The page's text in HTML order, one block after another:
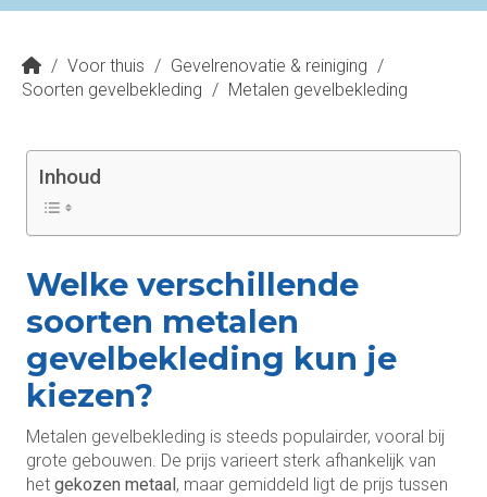
/ Voor thuis / Gevelrenovatie & reiniging /
Soorten gevelbekleding / Metalen gevelbekleding
Inhoud
Welke verschillende
soorten metalen
gevelbekleding kun je
kiezen?
Metalen gevelbekleding is steeds populairder, vooral bij
grote gebouwen. De prijs varieert sterk afhankelijk van
het gekozen metaal , maar gemiddeld ligt de prijs tussen